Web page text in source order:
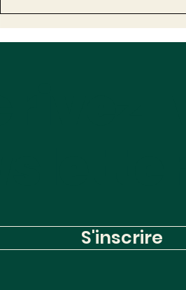
Deuxième méga-décret
de simplification : 30
mesures pour les
S'inscrire